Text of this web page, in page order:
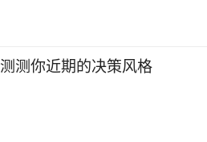
测测你近期的决策风格